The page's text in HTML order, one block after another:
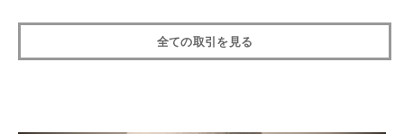
全ての取引を見る